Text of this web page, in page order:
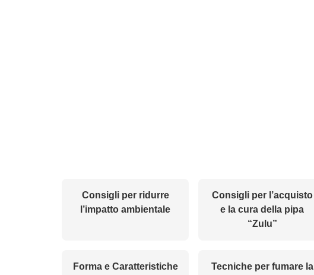
Consigli per ridurre
l’impatto ambientale
Consigli per l’acquisto
e la cura della pipa
“Zulu”
Forma e Caratteristiche
Tecniche per fumare la